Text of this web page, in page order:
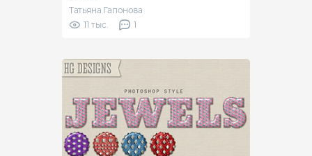
Татьяна Гапонова
11 тыс.
1